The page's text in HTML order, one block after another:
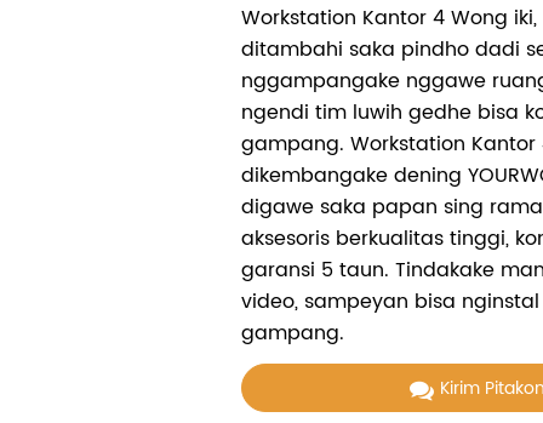
Workstation Kantor 4 Wong
ditambahi saka pindho dadi
nggampangake nggawe
ngendi tim luwih gedhe bisa
gampang. Workstation Kantor
dikembangake dening
digawe saka papan sing
aksesoris berkualitas tinggi,
garansi 5 taun. Tindakake
video, sampeyan bisa
gampang.
Kirim